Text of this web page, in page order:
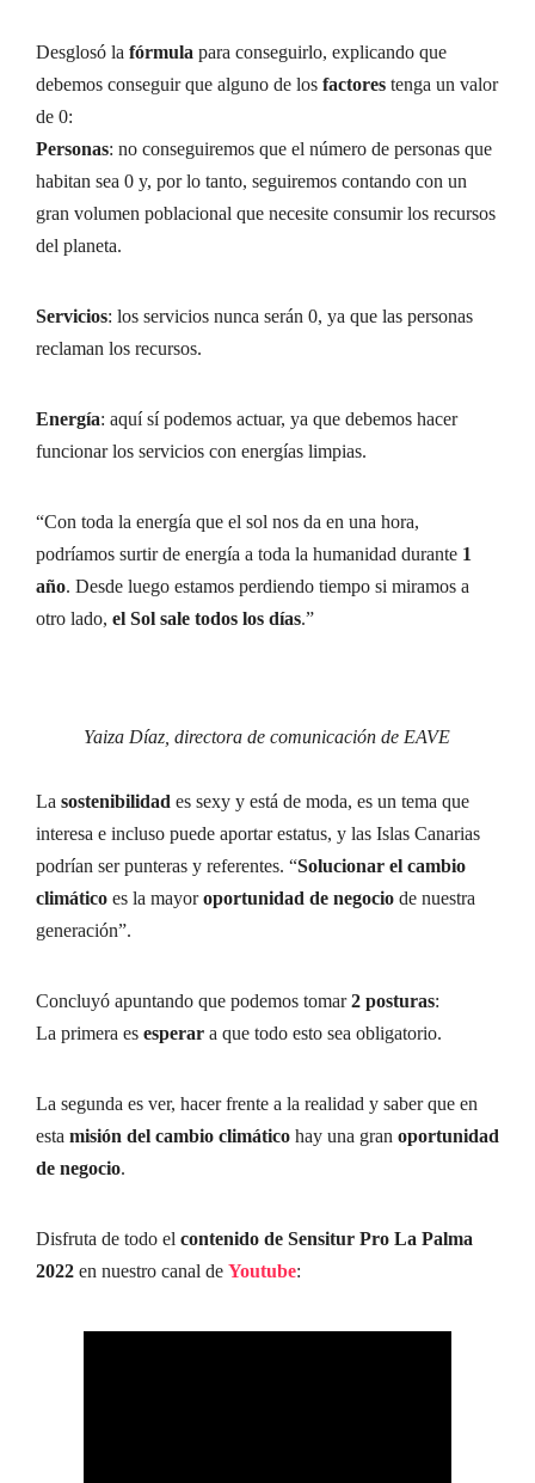
Desglosó la fórmula para conseguirlo, explicando que
debemos conseguir que alguno de los factores tenga un valor
de 0:
Personas: no conseguiremos que el número de personas que
habitan sea 0 y, por lo tanto, seguiremos contando con un
gran volumen poblacional que necesite consumir los recursos
del planeta.
Servicios: los servicios nunca serán 0, ya que las personas
reclaman los recursos.
Energía: aquí sí podemos actuar, ya que debemos hacer
funcionar los servicios con energías limpias.
“Con toda la energía que el sol nos da en una hora,
podríamos surtir de energía a toda la humanidad durante 1
año. Desde luego estamos perdiendo tiempo si miramos a
otro lado, el Sol sale todos los días.”
Yaiza Díaz, directora de comunicación de EAVE
La sostenibilidad es sexy y está de moda, es un tema que
interesa e incluso puede aportar estatus, y las Islas Canarias
podrían ser punteras y referentes. “Solucionar el cambio
climático es la mayoroportunidad de negocio de nuestra
generación”.
Concluyó apuntando que podemos tomar2 posturas:
La primera es esperar a que todo esto sea obligatorio.
La segunda es ver, hacer frente a la realidad y saber que en
esta misión del cambio climático hay una gran oportunidad
de negocio.
Disfruta de todo el contenido de Sensitur Pro La Palma
2022 en nuestro canal de Youtube: